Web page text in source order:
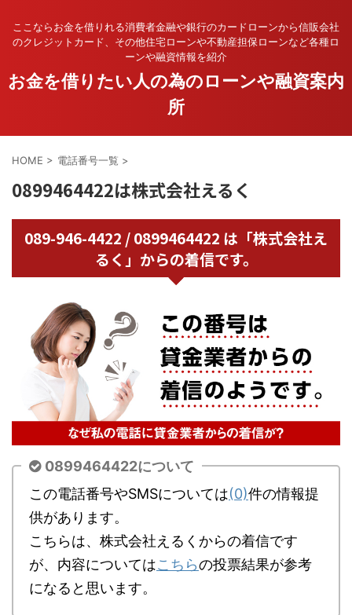
ここならお金を借りれる消費者金融や銀行のカードローンから信販会社
のクレジットカード、その他住宅ローンや不動産担保ローンなど各種ロ
ーンや融資情報を紹介
お金を借りたい人の為のローンや融資案内
所
HOME > 電話番号一覧 >
0899464422は株式会社えるく
089-946-4422 / 0899464422 は「株式会社え
るく」からの着信です。
0899464422について
この電話番号やSMSについては(0)件の情報提
供があります。
こちらは、株式会社えるくからの着信です
が、内容についてはこちらの投票結果が参考
になると思います。